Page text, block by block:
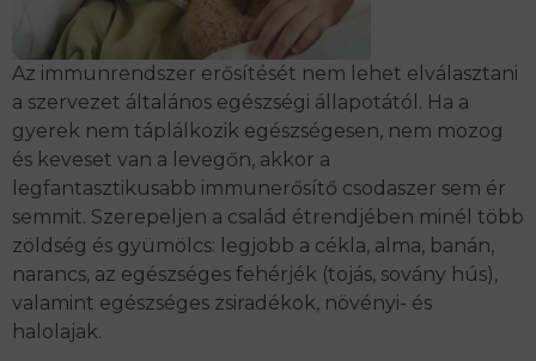
Az immunrendszer erősítését nem lehet elválasztani
a szervezet általános egészségi állapotától. Ha a
gyerek nem táplálkozik egészségesen, nem mozog
és keveset van a levegőn, akkor a
legfantasztikusabb immunerősítő csodaszer sem ér
semmit. Szerepeljen a család étrendjében minél több
zöldség és gyümölcs: legjobb a cékla, alma, banán,
narancs, az egészséges fehérjék (tojás, sovány hús),
valamint egészséges zsiradékok, növényi- és
halolajak.